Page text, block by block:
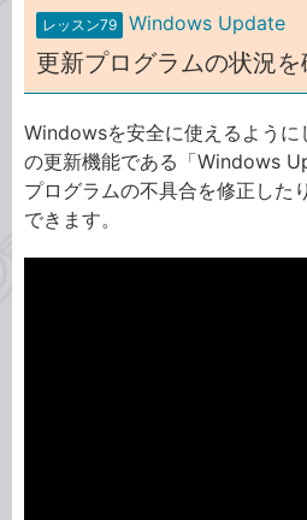
レッスン79 Windows Update
更新プログラムの状況
Windowsを安全に使えるよう
の更新機能である「Windows
プログラムの不具合を修正した
できます。